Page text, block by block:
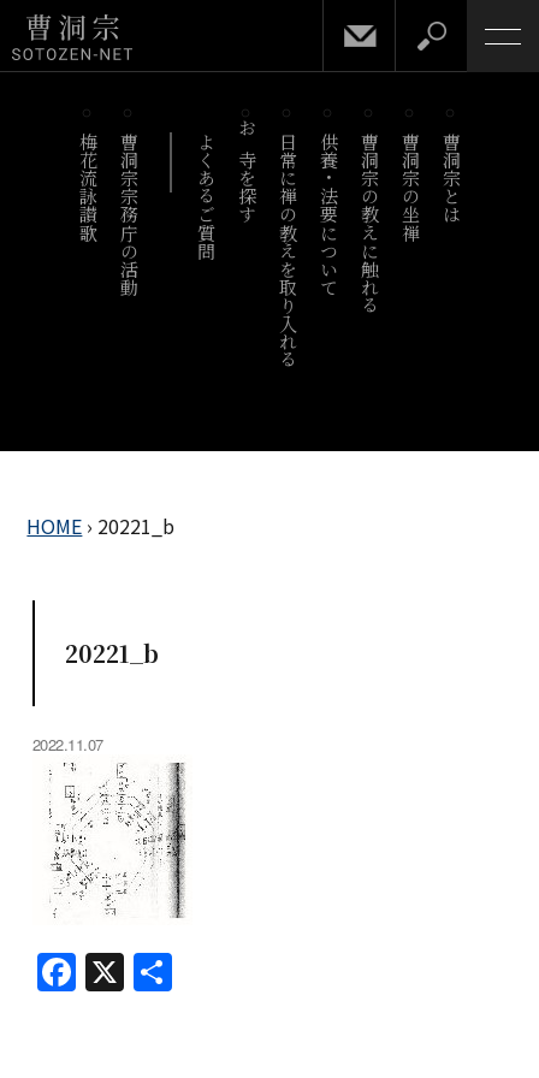
梅花流詠讃歌 曹洞宗宗務庁の活動 よくあるご質問 お寺を探す 日常に禅の教えを取り入れる供養・法要について曹洞宗の教えに触れる 曹洞宗の坐禅 曹洞宗とは
HOME › 20221_b
20221_b
2022.11.07
F
a
X 共